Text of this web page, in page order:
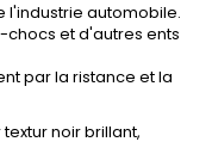
l'industrie automobile.
chocs et d'autres ents
par la ristance et la
noir brillant,